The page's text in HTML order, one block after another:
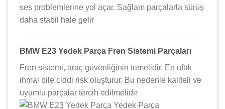
ses problemlerine yol açar. Sağlam parçalarla sürüş
daha stabil hale gelir
BMW E23 Yedek Parça Fren Sistemi Parçaları
Fren sistemi, araç güvenliğinin temelidir. En ufak
ihmal bile ciddi risk oluşturur. Bu nedenle kaliteli ve
uyumlu parçalar tercih edilmelidir